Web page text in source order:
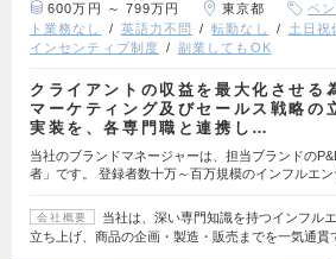
600万円 ～ 799万円 東京都 ベ
ト業務なし
英語力不問 転勤なし 土日祝
インセンティブ制度
副業してもOK
クライアントの収益を最大化させる
マーケティング及びセールス戦略の
実装を、各専門職と連携し…
当社のブランドマネージャーは、担当ブランドの
者」です。 登録者数十万～百万規模のインフルエン
会社概要
当社は、深い専門知識を持つインフル
立ち上げ、商品の企画・製造・販売までを一気通貫